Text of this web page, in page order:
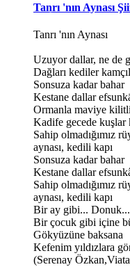
Tanrı 'nın Aynası
Tanrı 'nın Aynası
Uzuyor dallar, ne de
Dağları kediler
Sonsuza kadar bahar
Kestane dallar
Ormanla maviye kilitli
Kadife gecede kuşlar
Sahip olmadığımız
aynası, kedili kapı
Sonsuza kadar bahar
Kestane dallar
Sahip olmadığımız
aynası, kedili kapı
Bir ay gibi... Donuk...
Bir çocuk gibi içine
Gökyüzüne baksana
Kefenim yıldızlara
(Serenay
*